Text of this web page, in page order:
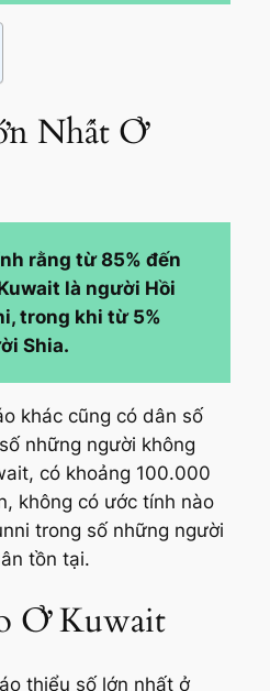
Nhất Ở
rằng từ 85% đến
là người Hồi
trong khi từ 5%
Shia.
khác cũng có dân số
những người không
có khoảng 100.000
không có ước tính nào
trong số những người
tồn tại.
Ở Kuwait
thiểu số lớn nhất ở